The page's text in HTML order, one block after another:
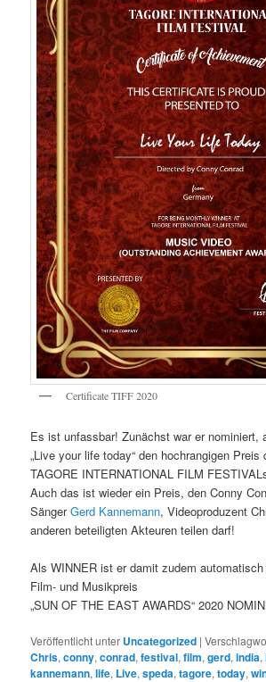
Certificate TIFF 2020
Es ist unfassbar! Zunächst war er nominiert,
„Live your life today“ den hochrangigen Preis
TAGORE INTERNATIONAL FILM
Auch das ist wieder ein Preis, den Conny
SängerGerd Kannemann, Videoproduzent
anderen beteiligten Akteuren teilen darf!
Als WINNER ist er damit zudem
Film- und Musikpreis
„SUN OF THE EAST AWARDS“ 2020
Veröffentlicht unter Uncategorized |
Chris,conny,conrad,festival,film,gerd,india,
kannemann,life, Live,speda,tagore,today,